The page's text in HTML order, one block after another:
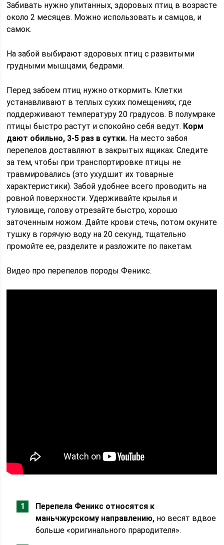
Забивать нужно упитанных, здоровых птиц в возрасте
около 2 месяцев. Можно использовать и самцов, и
самок.
На забой выбирают здоровых птиц с развитыми
грудными мышцами, бедрами.
Перед забоем птиц нужно откормить. Клетки
устанавливают в теплых сухих помещениях, где
поддерживают температуру 20 градусов. В полумраке
птицы быстро растут и спокойно себя ведут. Корм
дают обильно, 3-5 раз в сутки. На место забоя
перепелов доставляют в закрытых ящиках. Следите
за тем, чтобы при транспортировке птицы не
травмировались (это ухудшит их товарные
характеристики). Забой удобнее всего проводить на
ровной поверхности. Удерживайте крылья и
туловище, голову отрезайте быстро, хорошо
заточенным ножом. Дайте крови стечь, потом окуните
тушку в горячую воду на 20 секунд, тщательно
промойте ее, разделите и разложите по пакетам.
Видео про перепелов породы Феникс.
Перепела Феникс относятся к
маньчжурскому направлению, но весят вдвое
больше «оригинального прародителя».